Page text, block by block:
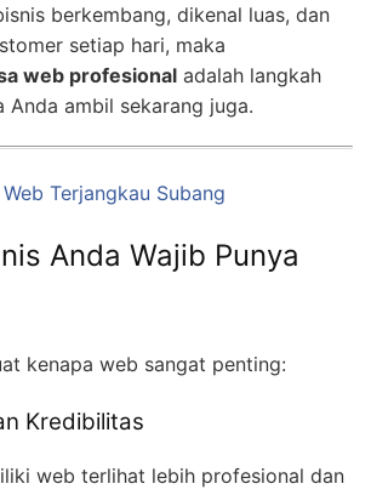
berkembang, dikenal luas, dan
setiap hari, maka
web profesional adalah langkah
Anda ambil sekarang juga.
Terjangkau Subang
Anda Wajib Punya
kenapa web sangat penting:
Kredibilitas
web terlihat lebih profesional dan